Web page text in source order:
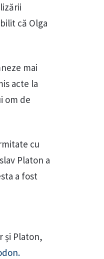
că Olga
mai
acte la
om de
cu
Platon a
a fost
și Platon,